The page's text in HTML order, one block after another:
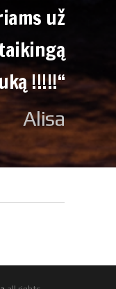
už
!!!!!“
Alisa